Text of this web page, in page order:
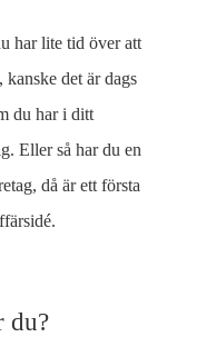
har lite tid över att
, kanskedet ärdags
du har i ditt
Eller så har du en
då ärett första
du?